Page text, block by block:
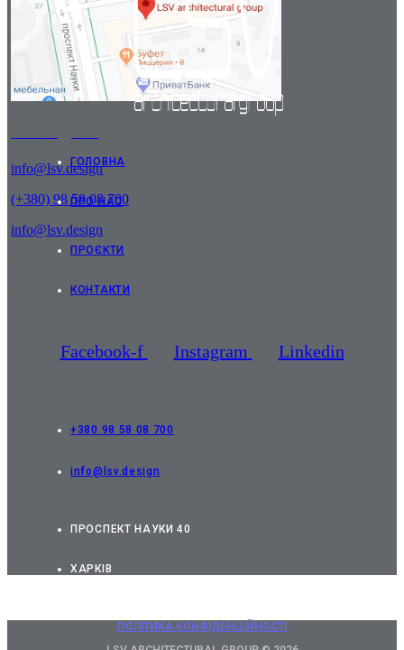
info@lsv.design
(+380) 98 58 08 700
info@lsv.design
Архітектурна майстерня
© 2026 lsv.design Усі права захищені
ГОЛОВНА
ПРО НАС
ПРОЄКТИ
КОНТАКТИ
Facebook-f Instagram Linkedin
+380 98 58 08 700
info@lsv.design
ПРОСПЕКТ НАУКИ 40
ХАРКІВ
ПОЛІТИКА КОНФІДЕНЦІЙНОСТІ